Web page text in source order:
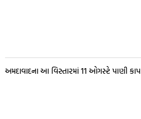
અમદાવાદના આ વિસ્તારમાં 11 ઓગસ્ટે પાણી કાપ